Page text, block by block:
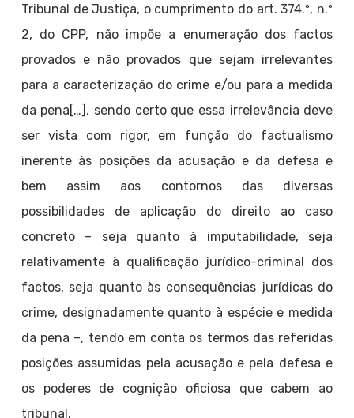
Tribunal de Justiça, o cumprimento do art. 374.º, n.º
2, do CPP, não impõe a enumeração dos factos
provados e não provados que sejam irrelevantes
para a caracterização do crime e/ou para a medida
da pena[…], sendo certo que essa irrelevância deve
ser vista com rigor, em função do factualismo
inerente às posições da acusação e da defesa e
bem assim aos contornos das diversas
possibilidades de aplicação do direito ao caso
concreto – seja quanto à imputabilidade, seja
relativamente à qualificação jurídico-criminal dos
factos, seja quanto às consequências jurídicas do
crime, designadamente quanto à espécie e medida
da pena –, tendo em conta os termos das referidas
posições assumidas pela acusação e pela defesa e
os poderes de cognição oficiosa que cabem ao
tribunal.